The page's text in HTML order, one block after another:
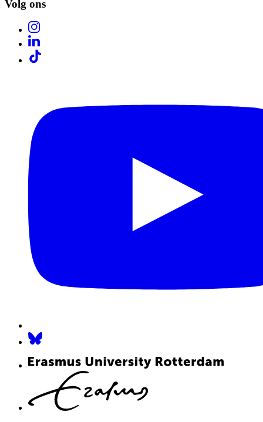
Volg ons